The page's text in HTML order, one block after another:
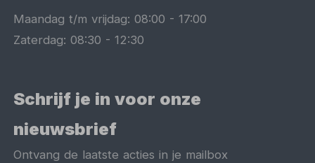
Maandag t/m vrijdag:08:00 -17:00
Zaterdag:08:30 -12:30
Schrijf je in voor onze
nieuwsbrief
Ontvang de laatste acties in je mailbox